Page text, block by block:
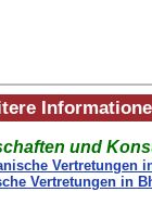
und
Vertretungen
Vertretungen in